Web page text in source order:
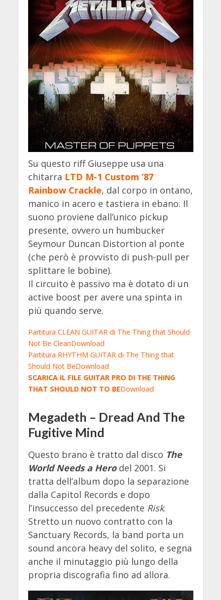
Su questo riff Giuseppe usa una
chitarra LTD M-1 Custom ’87
Rainbow Crackle, dal corpo in ontano,
manico in acero e tastiera in ebano. Il
suono proviene dall’unico pickup
presente, ovvero un humbucker
Seymour Duncan Distortion al ponte
(che però è provvisto di push-pull per
splittare le bobine).
Il circuito è passivo ma è dotato di un
active boost per avere una spinta in
più quando serve.
Partitura CLEAN GUITAR di The Thing that Should
Not Be CleanDownload
Partitura RHYTHM GUITAR di The Thing that
Should Not BeDownload
SCARICA IL FILE GUITAR PRO DI THE THING
THAT SHOULD NOT TO BEDownload
Megadeth – Dread And The
Fugitive Mind
Questo brano è tratto dal disco The
World Needs a Herodel 2001. Si
tratta dell’album dopo la separazione
dalla Capitol Records e dopo
l’insuccesso del precedente Risk.
Stretto un nuovo contratto con la
Sanctuary Records, la band porta un
sound ancora heavy del solito, e segna
anche il minutaggio più lungo della
propria discografia fino ad allora.